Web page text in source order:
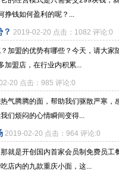
挣钱如何盈利的呢？...
2019-02-20 点击：1082 评论:0
加盟的优势有哪些？今天，请大家
店，在行业内积累...
20 点击：985 评论:0
气腾腾的面，帮助我们驱散严寒，
们烦闷的心情瞬间变得...
2019-02-20 点击：964 评论:0
就是开创国内首家会员制免费员工
店内的九款重庆小面，这...